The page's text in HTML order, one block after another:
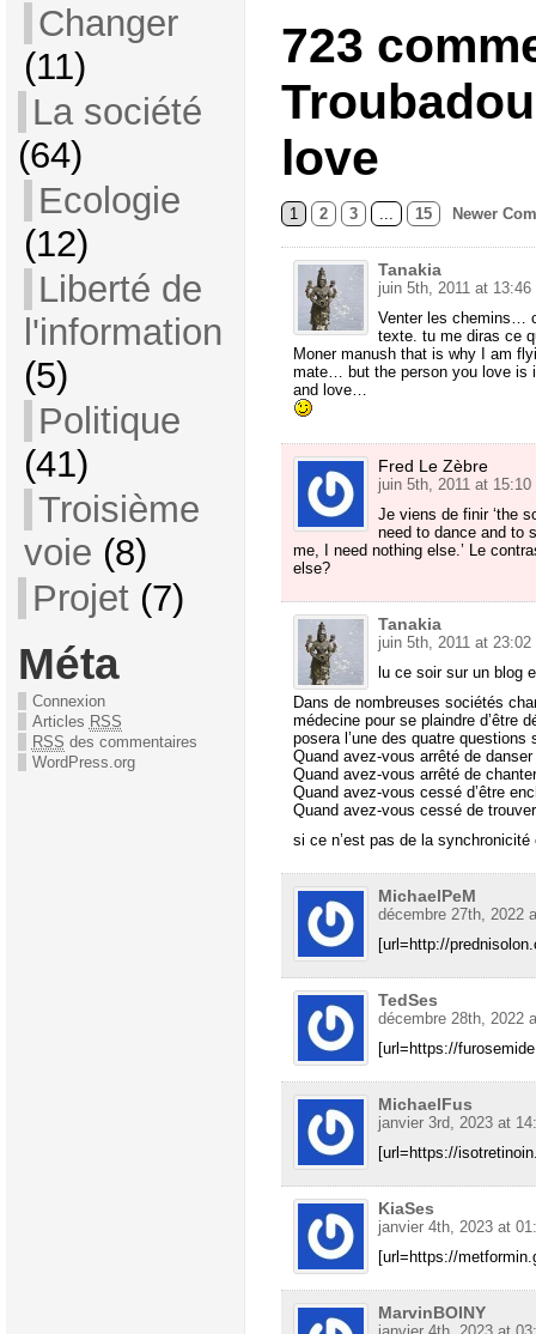
Changer
(11)
La société
(64)
Ecologie
(12)
Liberté de
l'information
(5)
Politique
(41)
Troisième
voie (8)
Projet(7)
Méta
Connexion
Articles RSS
RSS des commentaires
WordPress.org
723
love
1 2 3 ... 15 Newer
Tanakia
juin 5th, 2011 at 13:46
Venter les chemins…
texte. tu me diras ce
Moner manush that is why I am
mate… but the person you love is
and love…
Fred Le Zèbre
juin 5th, 2011 at 15:10
Je viens de finir ‘the
need to dance and to
me, I need nothing else.’ Le
else?
Tanakia
juin 5th, 2011 at 23:02
lu ce soir sur un blog
Dans de nombreuses sociétés
médecine pour se plaindre d’être
posera l’une des quatre questions
Quand avez-vous arrêté de danser
Quand avez-vous arrêté de
Quand avez-vous cessé d’être
Quand avez-vous cessé de
si ce n’est pas de la synchronicité
MichaelPeM
décembre 27th, 2022
[url=http://
TedSes
décembre 28th, 2022
[url=https://
MichaelFus
janvier 3rd, 2023 at
[url=https://
KiaSes
janvier 4th, 2023 at
[url=https://
MarvinBOINY